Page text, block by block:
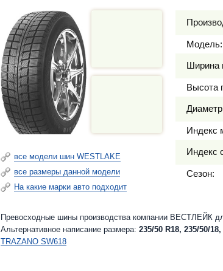
все модели шин WESTLAKE
все размеры данной модели
На какие марки авто подходит
Модель:
Ширина
Высота
Индекс
Индекс
Сезон:
Превосходные шины производства компании ВЕСТЛЕЙК
Альтернативное написание размера: 235/50 R18, 235/50/
TRAZANO SW618